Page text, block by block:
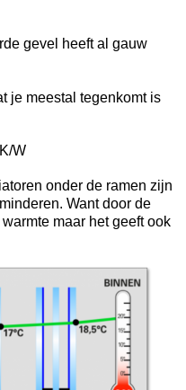
gevel heeft al gauw
je meestal tegenkomt is
W
onder de ramen zijn
Want door de
maar het geeft ook